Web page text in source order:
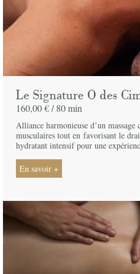
Le Signature O des
160,00 € /80 min
Alliance harmonieuse dʼun
musculaires tout enfavorisant le
hydratant intensif pour une
En savoir +